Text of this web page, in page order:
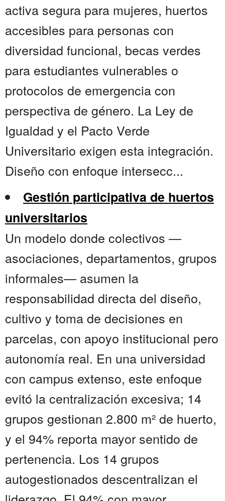
activa segura para mujeres, huertos
accesibles para personas con
diversidad funcional, becas verdes
para estudiantes vulnerables o
protocolos de emergencia con
perspectiva de género. La Ley de
Igualdad y el Pacto Verde
Universitario exigen esta integración.
Diseño con enfoque intersecc...
Gestión participativa de huertos
universitarios
Un modelo donde colectivos —
asociaciones, departamentos, grupos
informales— asumen la
responsabilidad directa del diseño,
cultivo y toma de decisiones en
parcelas, con apoyo institucional pero
autonomía real. En una universidad
con campus extenso, este enfoque
evitó la centralización excesiva; 14
grupos gestionan 2.800 m² de huerto,
y el 94% reporta mayor sentido de
pertenencia. Los 14 grupos
autogestionados descentralizan el